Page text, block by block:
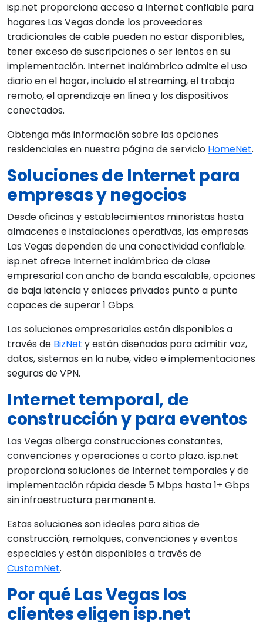
isp.net proporciona acceso a Internet confiable para
hogares Las Vegas donde los proveedores
tradicionales de cable pueden no estar disponibles,
tener exceso de suscripciones o ser lentos en su
implementación. Internet inalámbrico admite el uso
diario en el hogar, incluido el streaming, el trabajo
remoto, el aprendizaje en línea y los dispositivos
conectados.
Obtenga más información sobre las opciones
residenciales en nuestra página de servicio HomeNet.
Soluciones de Internet para
empresas y negocios
Desde oficinas y establecimientos minoristas hasta
almacenes e instalaciones operativas, las empresas
Las Vegas dependen de una conectividad confiable.
isp.net ofrece Internet inalámbrico de clase
empresarial con ancho de banda escalable, opciones
de baja latencia y enlaces privados punto a punto
capaces de superar 1 Gbps.
Las soluciones empresariales están disponibles a
través de BizNet y están diseñadas para admitir voz,
datos, sistemas en la nube, video e implementaciones
seguras de VPN.
Internet temporal, de
construcción y para eventos
Las Vegas alberga construcciones constantes,
convenciones y operaciones a corto plazo. isp.net
proporciona soluciones de Internet temporales y de
implementación rápida desde 5 Mbps hasta 1+ Gbps
sin infraestructura permanente.
Estas soluciones son ideales para sitios de
construcción, remolques, convenciones y eventos
especiales y están disponibles a través de
CustomNet.
Por qué Las Vegas los
clientes eligen isp.net